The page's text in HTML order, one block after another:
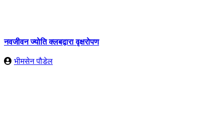
नवजीवन ज्योति क्लबद्वारा वृक्षरोपण
भीमसेन पौडेल